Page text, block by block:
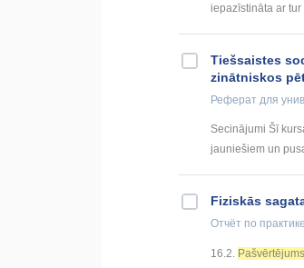
iepazīstināta ar tur
Tiešsaistes
zinātniskos
Реферат для
Secinājumi Šī
jauniešiem un
Fiziskās
Отчёт по практике
16.2. Pašvērtējums